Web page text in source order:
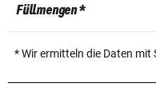
Füllmengen *
* Wir ermitteln die Daten